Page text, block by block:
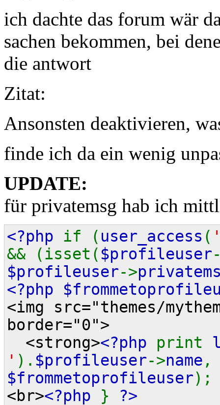
ich dachte das forum wär
sachen bekommen, bei
die antwort
Zitat:
Ansonsten deaktivieren,
finde ich da ein wenig
UPDATE:
für privatemsg hab ich
<?php if ( user_access (
&& (isset( $profileuser
$profileuser->
<?php
<img src="themes/
border="0">
<strong><?php print
' ). $profileuser->name
$frommetoprofileuser
<br><?php } ?>